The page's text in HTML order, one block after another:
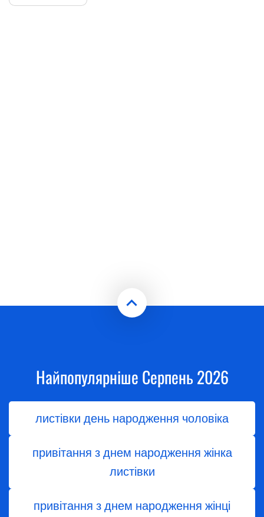
Найпопулярніше Серпень 2026
листівки день народження чоловіка
привітання з днем народження жінка
листівки
привітання з днем народження жінці